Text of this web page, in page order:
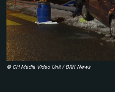
© CH Media Video Unit / BRK News